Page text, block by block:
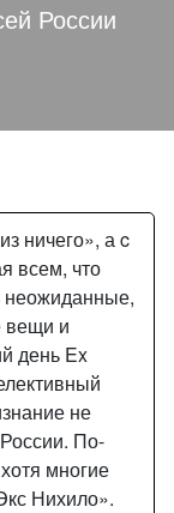
России
ничего», а c
всем, что
неожиданные,
вещи и
день Ex
не
По-
многие
Нихило».